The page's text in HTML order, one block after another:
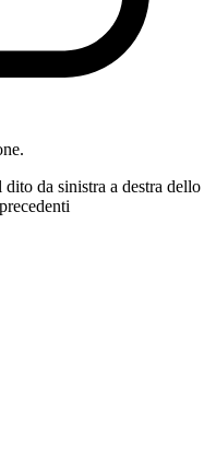
da sinistra a destra dello